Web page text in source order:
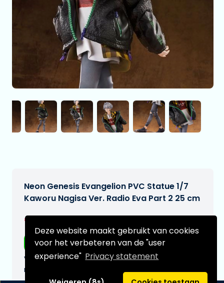
Deze website maakt gebruikt van cookies
voor het verbeteren van de "user
experience" Privacy statement
Neon Genesis Evangelion PVC Statue 1/7
Kaworu Nagisa Ver. Radio Eva Part 2 25 cm
€249,99
Gratis verzending
Verwachtte leverdatum:
n.v.t.